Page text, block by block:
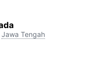
Jawa Tengah